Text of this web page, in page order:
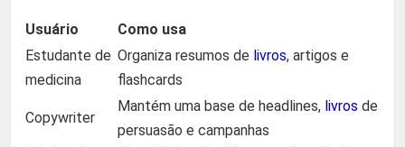
Usuário
Como usa
Estudante de
medicina
Organiza resumos de livros, artigos e
flashcards
Copywriter
Mantém uma base de headlines, livros de
persuasão e campanhas